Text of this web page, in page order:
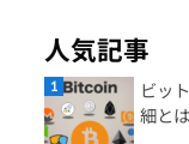
人気記事
ビッ
細と